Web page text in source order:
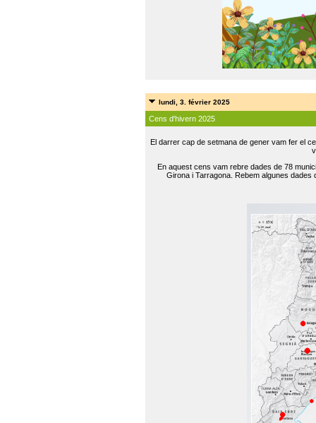
lundi, 3. février 2025
Cens d'hivern 2025
El darrer cap de setmana de gener vam fer el
En aquest cens vam rebre dades de 78
Girona i Tarragona. Rebem algunes